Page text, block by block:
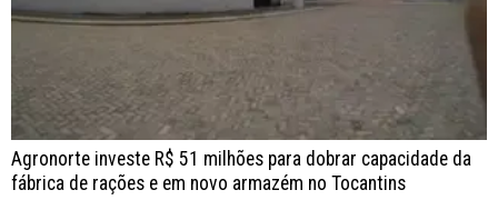
Agronorte investe R$ 51 milhões para dobrar capacidade da
fábrica de rações e em novo armazém no Tocantins